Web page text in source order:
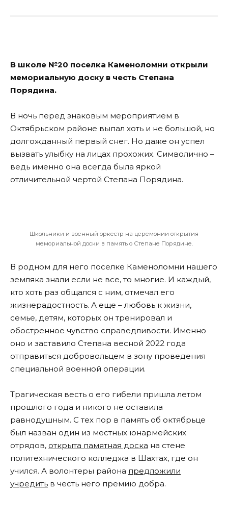
В школе №20 поселка Каменоломни открыли
мемориальную доску в честь Степана
Порядина.
В ночь перед знаковым мероприятием в
Октябрьском районе выпал хоть и не большой, но
долгожданный первый снег. Но даже он успел
вызвать улыбку на лицах прохожих. Символично –
ведь именно она всегда была яркой
отличительной чертой Степана Порядина.
Школьники и военный оркестр на церемонии открытия
мемориальной доски в память о Степане Порядине.
В родном для него поселке Каменоломни нашего
земляка знали если не все, то многие. И каждый,
кто хоть раз общался с ним, отмечал его
жизнерадостность. А еще – любовь к жизни,
семье, детям, которых он тренировал и
обостренное чувство справедливости. Именно
оно и заставило Степана весной 2022 года
отправиться добровольцем в зону проведения
специальной военной операции.
Трагическая весть о его гибели пришла летом
прошлого года и никого не оставила
равнодушным. С тех пор в память об октябрьце
был назван один из местных юнармейских
отрядов, открыта памятная доска на стене
политехнического колледжа в Шахтах, где он
учился. А волонтеры района предложили
учредить в честь него премию добра.